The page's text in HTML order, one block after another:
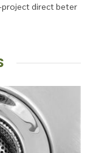
project direct beter